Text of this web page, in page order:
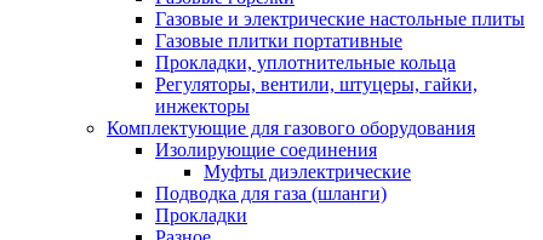
Газовые и электрические настольные плиты
Газовые плитки портативные
Прокладки, уплотнительные кольца
Регуляторы, вентили, штуцеры, гайки,
инжекторы
Комплектующие для газового оборудования
Изолирующие соединения
Муфты диэлектрические
Подводка для газа (шланги)
Прокладки